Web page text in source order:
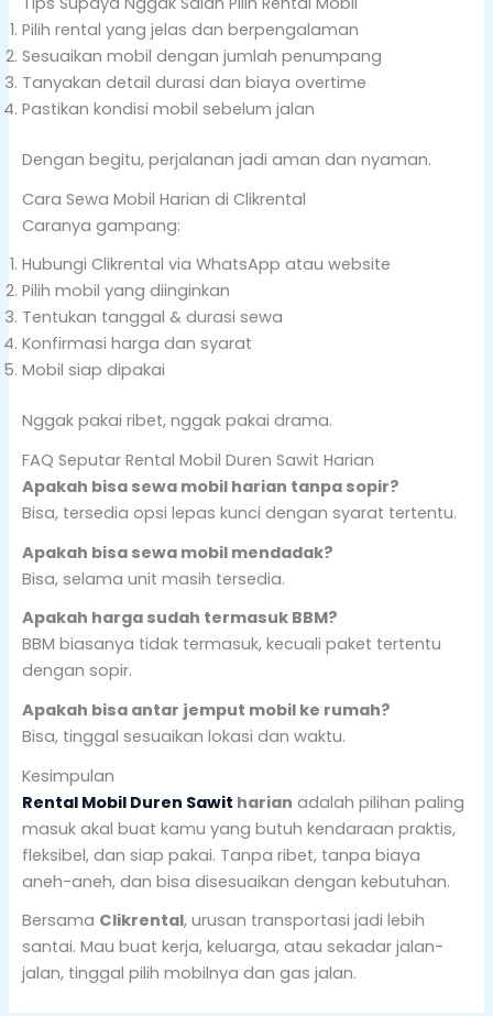
Pilih rental yang jelas dan berpengalaman
Sesuaikan mobil dengan jumlah penumpang
Tanyakan detail durasi dan biaya overtime
Pastikan kondisi mobil sebelum jalan
Dengan begitu, perjalanan jadi aman dan nyaman.
Cara Sewa Mobil Harian di Clikrental
Caranya gampang:
Hubungi Clikrental via WhatsApp atau website
Pilih mobil yang diinginkan
Tentukan tanggal & durasi sewa
Konfirmasi harga dan syarat
Mobil siap dipakai
Nggak pakai ribet, nggak pakai drama.
FAQ Seputar Rental Mobil Duren Sawit Harian
Apakah bisa sewa mobil harian tanpa sopir?
Bisa, tersedia opsi lepas kunci dengan syarat tertentu.
Apakah bisa sewa mobil mendadak?
Bisa, selama unit masih tersedia.
Apakah harga sudah termasuk BBM?
BBM biasanya tidak termasuk, kecuali paket tertentu
dengan sopir.
Apakah bisa antar jemput mobil ke rumah?
Bisa, tinggal sesuaikan lokasi dan waktu.
Kesimpulan
Rental Mobil Duren Sawit harian adalah pilihan paling
masuk akal buat kamu yang butuh kendaraan praktis,
fleksibel, dan siap pakai. Tanpa ribet, tanpa biaya
aneh-aneh, dan bisa disesuaikan dengan kebutuhan.
Bersama Clikrental, urusan transportasi jadi lebih
santai. Mau buat kerja, keluarga, atau sekadar jalan-
jalan, tinggal pilih mobilnya dan gas jalan.